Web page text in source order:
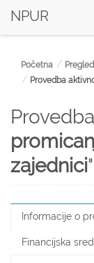
NPUR
Početna
Provedba
zajednici
Informacije o
Financijska